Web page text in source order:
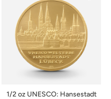
1/2 oz UNESCO: Hansestadt